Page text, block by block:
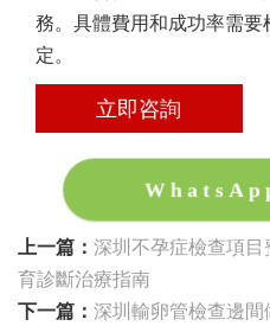
務。具體費用和成功率需
定。
立即咨詢
上一篇： 深圳不孕症檢查項
育診斷治療指南
下一篇： 深圳輸卵管檢查邊